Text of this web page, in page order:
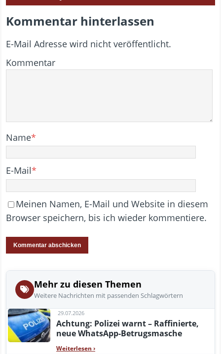
Kommentar hinterlassen
E-Mail Adresse wird nicht veröffentlicht.
Kommentar
Name*
E-Mail*
Meinen Namen, E-Mail und Website in diesem
Browser speichern, bis ich wieder kommentiere.
Mehr zu diesen Themen
Weitere Nachrichten mit passenden Schlagwörtern
29.07.2026
Achtung: Polizei warnt – Raffinierte,
neue WhatsApp-Betrugsmasche
Weiterlesen ›